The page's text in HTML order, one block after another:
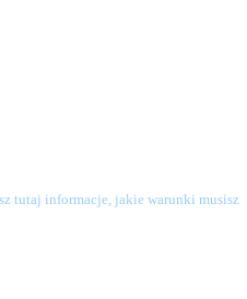
tutaj informacje, jakie warunki musisz